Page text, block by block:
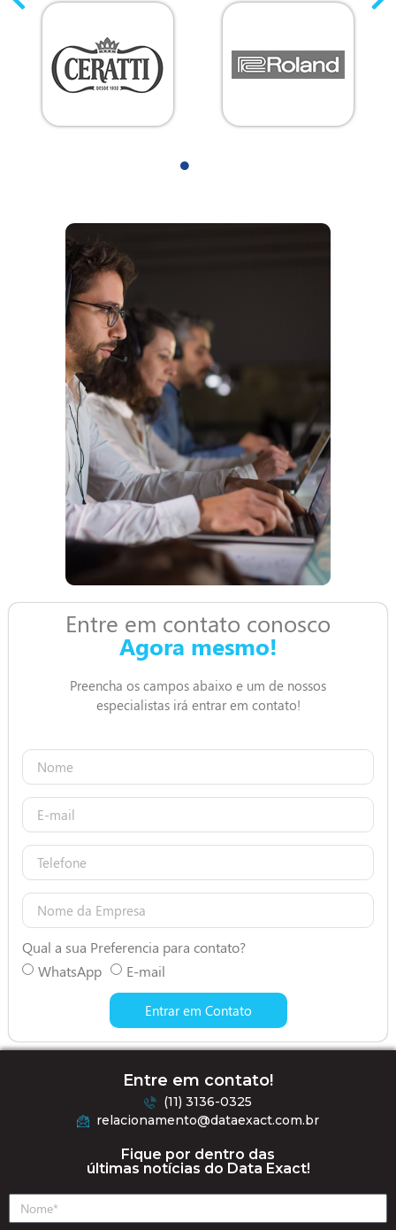
Entre em contato conosco
Agora mesmo!
Preencha os campos abaixo e um de nossos
especialistas irá entrar em contato!
Qual a sua Preferencia para contato?
WhatsApp
E-mail
Entrar em Contato
Entre em contato!
(11) 3136-0325
relacionamento@dataexact.com.br
Fique por dentro das
últimas notícias do Data Exact!